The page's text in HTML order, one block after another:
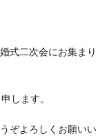
式二次会にお集まり
します。
ぞよろしくお願いい